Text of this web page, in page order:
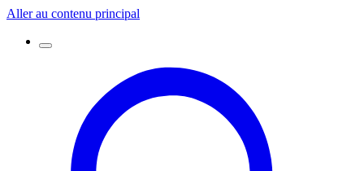
Aller au contenu principal